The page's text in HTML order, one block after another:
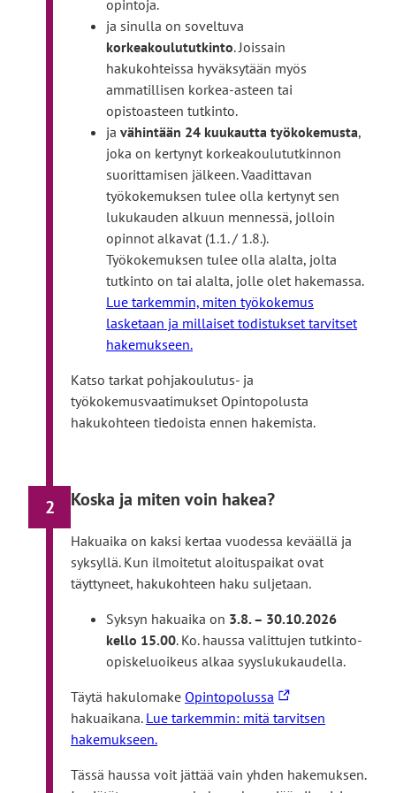
Avoimen väylä: Tradenomi (ylempi AMK),
teknologiaosaamisen johtaminenLinkki
vie
ulkoiselle
sivustolle
Avoimen väylä: Tradenomi (ylempi AMK),
terveysteknologiaLinkki
vie
ulkoiselle
sivustolle
Tekniikan alat
Avoimen väylä: Insinööri (ylempi AMK), Data
Engineering and AILinkki
vie
ulkoiselle
sivustolle
Avoimen väylä: Insinööri (ylempi AMK), energiatekniikka
Avoimen väylä: Insinööri (ylempi AMK), kestävä
Linkki
vie
ulkoiselle
sivustolle
Avoimen väylä: Insinööri (ylempi AMK),
kyberturvallisuusLinkki
vie
ulkoiselle
sivustolle
Avoimen väylä: Insinööri (ylempi AMK),
projektijohtaminenLinkki
vie
sivustolle
Avoimen väylä: Insinööri (ylempi AMK), rakennettu
vie
ulkoiselle
sivustolle
Avoimen väylä: Insinööri (ylempi AMK), rakennettu
ympäristö rakennusmestareilleLinkki
vie
Avoimen väylä: Insinööri (ylempi AMK),
ulkoiselle
sivustolle
terveysteknologia
Linkki
vie
ulkoiselle
sivustolle
Terveys- ja hyvinvointialat
Avoimen väylä: Sosiaali- ja terveysalan ylempi AMK,
erityissosiaaliohjaus Linkki
vie
ulkoiselle
sivustolle
Avoimen väylä: Sosiaali- ja terveysalan ylempi AMK,
gerontologinen asiantuntijuus, verkko-opinnotLinkki
vie
ulkoiselle
Avoimen väylä: Sosiaali- ja terveysalan ylempi AMK,
kliininen asiantuntija, mielenterveys- ja päihdetyö Linkki
Avoimen väylä: Sosiaali- ja terveysalan ylempi AMK,
kliininen asiantuntija, syöpää sairastavan hoito
vie
Avoimen väylä: Sosiaali- ja terveysalan ylempi AMK,
sosiaali- ja terveysalan kehittäminen ja johtaminen,
vie
Avoimen väylä: Sosiaali- ja terveysalan ylempi AMK,
opintoja.
ja sinulla on soveltuva
korkeakoulututkinto. Joissain
hakukohteissa hyväksytään myös
ammatillisen korkea-asteen tai
opistoasteen tutkinto.
ja vähintään 24 kuukautta työkokemusta,
joka on kertynyt korkeakoulututkinnon
suorittamisen jälkeen. Vaadittavan
työkokemuksen tulee olla kertynyt sen
lukukauden alkuun mennessä, jolloin
opinnot alkavat (1.1. / 1.8.).
Työkokemuksen tulee olla alalta, jolta
tutkinto on tai alalta, jolle olet hakemassa.
Lue tarkemmin, miten työkokemus
lasketaan ja millaiset todistukset tarvitset
hakemukseen.
Katso tarkat pohjakoulutus- ja
työkokemusvaatimukset Opintopolusta
hakukohteen tiedoista ennen hakemista.
2 Koska ja miten voin hakea?
Hakuaika on kaksi kertaa vuodessa keväällä ja
syksyllä. Kun ilmoitetut aloituspaikat ovat
täyttyneet, hakukohteen haku suljetaan.
Syksyn hakuaika on 3.8. – 30.10.2026
kello 15.00. Ko. haussa valittujen tutkinto-
opiskeluoikeus alkaa syyslukukaudella.
Täytä hakulomake Opintopolussa L
i
k
hakuaikana. Lue tarkemmin: mitä tarvitsen
hakemukseen.
Tässä haussa voit jättää vain yhden hakemuksen.